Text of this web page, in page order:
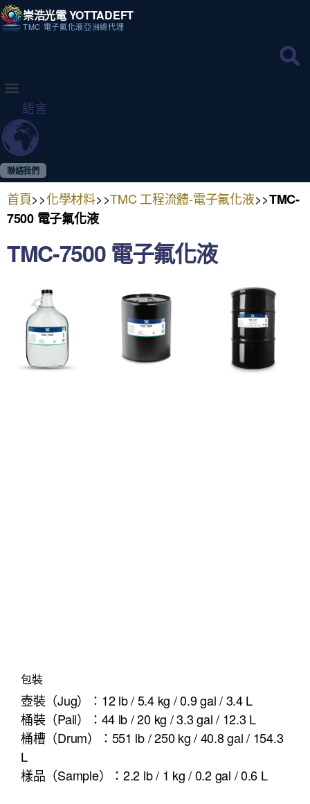
崇浩光電 YOTTADEFT
TMC 電子氟化液亞洲總代理
語言
聯絡我們
首頁>>化學材料>>TMC 工程流體-電子氟化液>>TMC-
7500 電子氟化液​
TMC-7500 電子氟化液
包裝
壺裝（Jug）：12 lb / 5.4 kg / 0.9 gal / 3.4 L
桶裝（Pail）：44 lb / 20 kg / 3.3 gal / 12.3 L
桶槽（Drum）：551 lb / 250 kg / 40.8 gal / 154.3
L
樣品（Sample）：2.2 lb / 1 kg / 0.2 gal / 0.6 L